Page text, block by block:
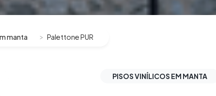
manta Palettone PUR
PISOS VINÍLICOS EM MANTA